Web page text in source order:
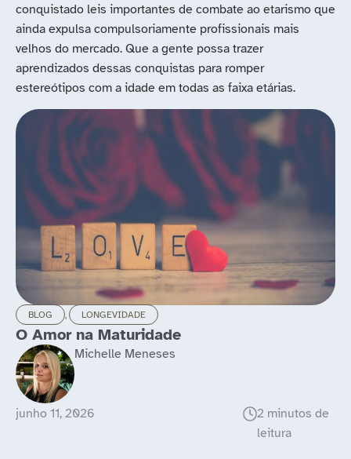
conquistado leis importantes de combate ao etarismo que
ainda expulsa compulsoriamente profissionais mais
velhos do mercado. Que a gente possa trazer
aprendizados dessas conquistas para romper
estereótipos com a idade em todas as faixa etárias.
BLOG , POLITICAS PÚBLICAS
A filhas de Lear invadiram o Alto da Lapa
Fabio Adiron
maio 29, 2026